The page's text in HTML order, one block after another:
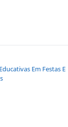
Em Festas E